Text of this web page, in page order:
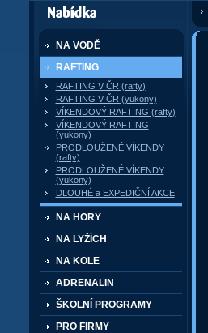
CK Klíč
dále nabízí
NA VODĚ
RAFTING
RAFTING V ČR (rafty)
RAFTING V ČR (yukony)
VÍKENDOVÝ RAFTING (rafty)
VÍKENDOVÝ RAFTING
(yukony)
PRODLOUŽENÉ VÍKENDY
(rafty)
PRODLOUŽENÉ VÍKENDY
(yukony)
DLOUHÉ a EXPEDIČNÍ AKCE
NA HORY
NA LYŽÍCH
NA KOLE
ADRENALIN
ŠKOLNÍ PROGRAMY
PRO FIRMY